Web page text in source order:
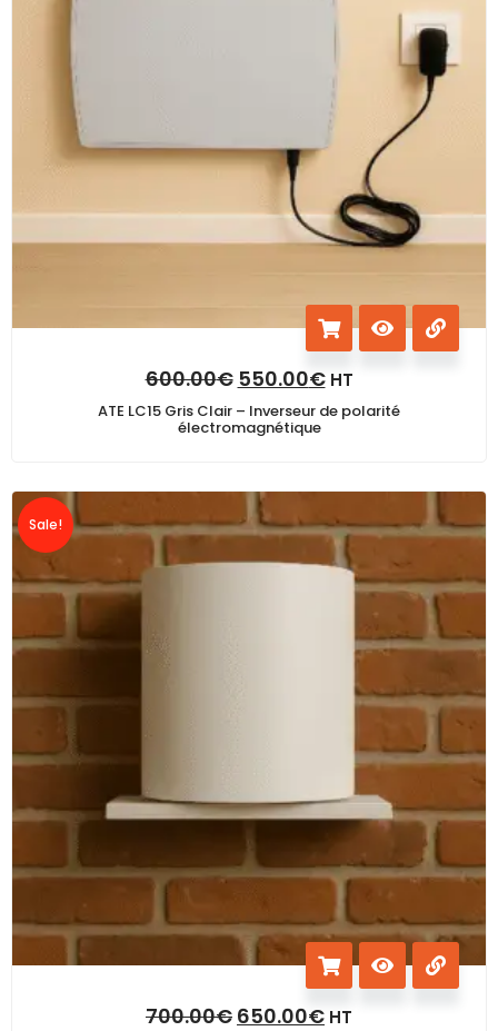
600.00€ 550.00€ HT
ATE LC15 Gris Clair – Inverseur de polarité
électromagnétique
Sale!
700.00€ 650.00€ HT